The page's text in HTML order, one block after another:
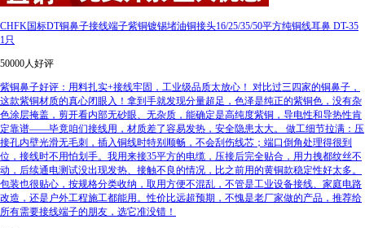
CHFK国标DT铜鼻子接线端子紫铜镀锡堵油铜接头16/25/35/50平方纯铜线耳鼻 DT-35
1只
50000人好评
紫铜鼻子好评：用料扎实+接线牢固，工业级品质太放心！ 对比过三四家的铜鼻子，
这款紫铜材质的真心闭眼入！拿到手就发现分量超足，色泽是纯正的紫铜色，没有杂
色涂层掩盖，剪开看内部无砂眼、无杂质，能确定是高纯度紫铜，导电性和导热性肯
定靠谱——毕竟咱们接线用，材质差了容易发热，安全隐患太大。 做工细节拉满：压
接孔内壁光滑无毛刺，插入铜线时特别顺畅，不会刮伤线芯；端口倒角处理得很到
位，接线时不用怕划手。我用来接35平方的电缆，压接后完全贴合，用力拽都纹丝不
动，后续通电测试没出现发热、接触不良的情况，比之前用的黄铜款稳定性好太多。
包装也很贴心，按规格分类收纳，取用方便不混乱，不管是工业设备接线、家庭电路
改造，还是户外工程施工都能用。性价比远超预期，不愧是老厂家做的产品，推荐给
所有需要接线端子的朋友，选它准没错！